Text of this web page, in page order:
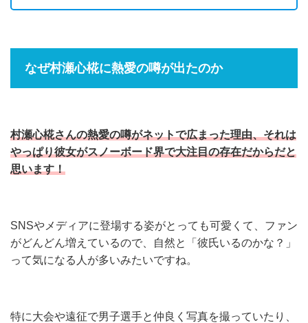
なぜ村瀬心椛に熱愛の噂が出たのか
村瀬心椛さんの熱愛の噂がネットで広まった理由、それは
やっぱり彼女がスノーボード界で大注目の存在だからだと
思います！
SNSやメディアに登場する姿がとっても可愛くて、ファン
がどんどん増えているので、自然と「彼氏いるのかな？」
って気になる人が多いみたいですね。
特に大会や遠征で男子選手と仲良く写真を撮っていたり、